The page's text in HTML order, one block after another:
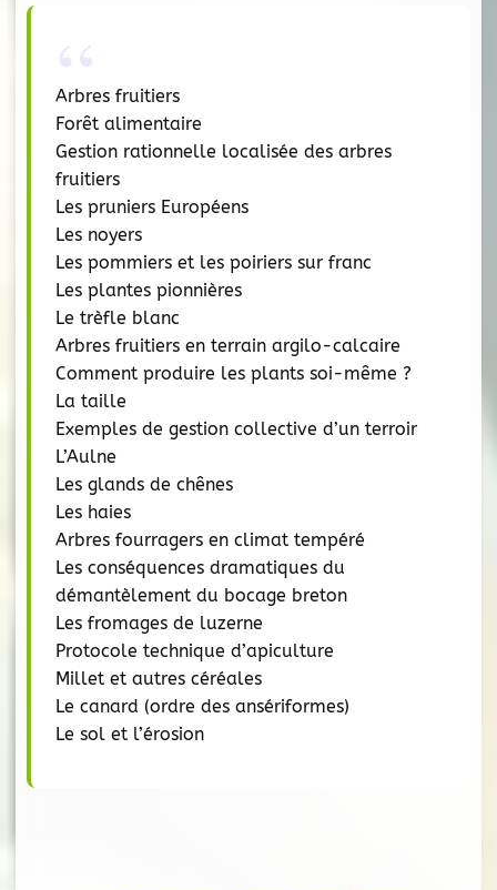
Arbres fruitiers
Forêt alimentaire
Gestion rationnelle localisée des arbres
fruitiers
Les pruniers Européens
Les noyers
Les pommiers et les poiriers sur franc
Les plantes pionnières
Le trèfle blanc
Arbres fruitiers en terrain argilo-calcaire
Comment produire les plants soi-même ?
La taille
Exemples de gestion collective d’un terroir
L’Aulne
Les glands de chênes
Les haies
Arbres fourragers en climat tempéré
Les conséquences dramatiques du
démantèlement du bocage breton
Les fromages de luzerne
Protocole technique d’apiculture
Millet et autres céréales
Le canard (ordre des ansériformes)
Le sol et l’érosion